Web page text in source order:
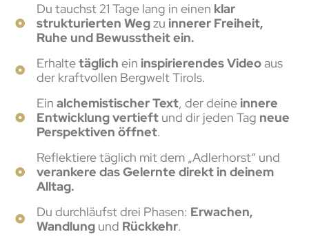
Du tauchst 21 Tage lang in einen klar
strukturierten Wegzu innerer Freiheit,
Ruhe und Bewusstheit ein.
Erhaltetäglich ein inspirierendes Videoaus
der kraftvollen Bergwelt Tirols.
Ein alchemistischer Text, der deine innere
Entwicklung vertieftund dir jeden Tag neue
Perspektiven öffnet.
Reflektiere täglich mit dem „Adlerhorst“ und
verankere das Gelernte direkt in deinem
Alltag.
Du durchläufst drei Phasen: Erwachen,
Wandlungund Rückkehr.